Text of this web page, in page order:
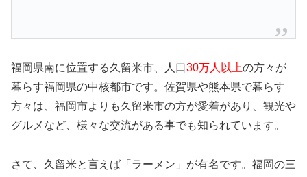
福岡県南に位置する久留米市、人口30万人以上の方々が
暮らす福岡県の中核都市です。佐賀県や熊本県で暮らす
方々は、福岡市よりも久留米市の方が愛着があり、観光や
グルメなど、様々な交流がある事でも知られています。
さて、久留米と言えば「ラーメン」が有名です。福岡の三